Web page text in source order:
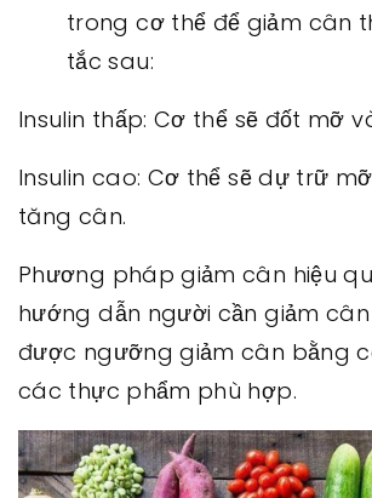
trong cơ thể để giảm cân
tắc sau:
Insulin thấp: Cơ thể sẽ đốt mỡ
Insulin cao: Cơ thể sẽ dự trữ
tăng cân.
Phương pháp giảm cân hiệu
hướng dẫn người cần giảm
được ngưỡng giảm cân bằng
các thực phẩm phù hợp.